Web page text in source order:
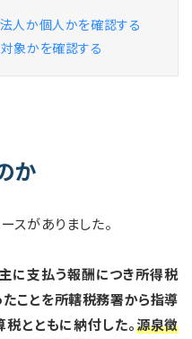
人か個人かを確認する
象かを確認する
か
スがありました。
に支払う報酬につき所得税
ことを所轄税務署から指導
とともに納付した。源泉徴